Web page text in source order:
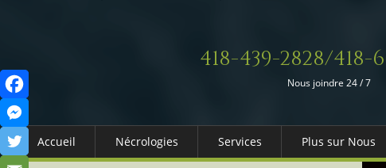
418-439-2828/418-
Nous joindre 24 / 7
Accueil Nécrologies Services Plus sur Nous